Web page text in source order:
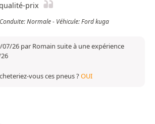
prix
Normale - Véhicule: Ford kuga
07/26 par Romain suite à une expérience
vous ces pneus ?OUI